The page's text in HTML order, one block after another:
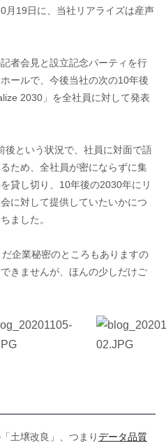
月19日に、当社リアライズは産声
者会見と設立記念パーティを行
ールで、今後当社の次の10年後
2030」を全社員に対して発表
後という状況で、社員に対面で語
ため、全社員が密にならずに集
貸し切り、10年後の2030年にリ
に対して提供していたいかにつ
ました。
企業秘密のところもありますの
きませんが、ほんの少しだけご
土壌改良」、つまりデータ品質